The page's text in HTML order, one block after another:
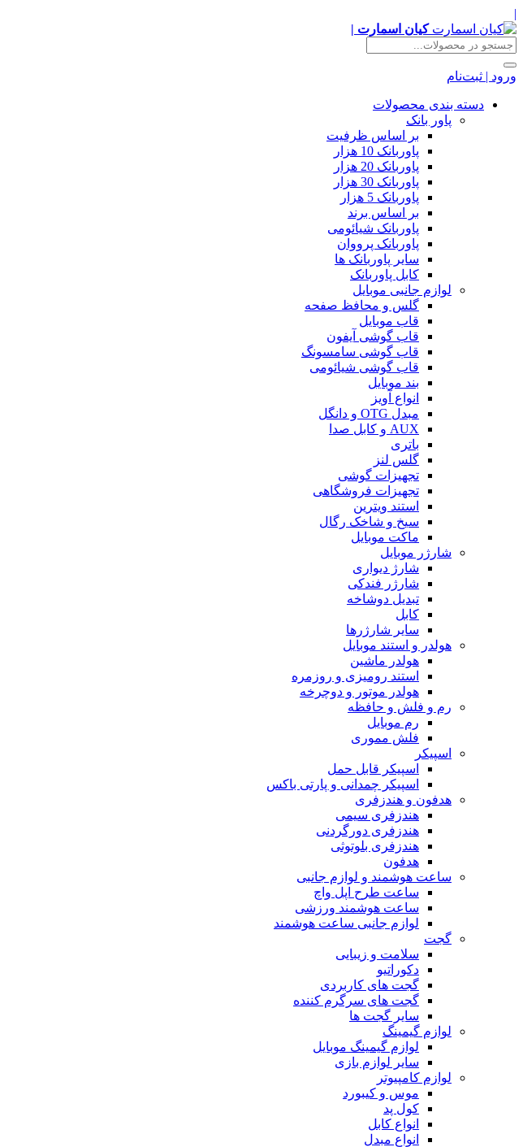
|
کیان اسمارت |
ورود | ثبت‌نام
دسته بندی محصولات
پاور بانک
بر اساس ظرفیت
پاوربانک 10 هزار
پاوربانک 20 هزار
پاوربانک 30 هزار
پاوربانک 5 هزار
بر اساس برند
پاوربانک شیائومی
پاوربانک پرووان
سایر پاوربانک ها
کابل پاوربانک
لوازم جانبی موبایل
گلس و محافظ صفحه
قاب موبایل
قاب گوشی آیفون
قاب گوشی سامسونگ
قاب گوشی شیائومی
بند موبایل
انواع آویز
مبدل OTG و دانگل
AUX و کابل صدا
باتری
گلس لنز
تجهیزات گوشی
تجهیزات فروشگاهی
استند ویترین
سیخ و شاخک رگال
ماکت موبایل
شارژر موبایل
شارژ دیواری
شارژر فندکی
تبدیل دوشاخه
کابل
سایر شارژرها
هولدر و استند موبایل
هولدر ماشین
استند رومیزی و روزمره
هولدر موتور و دوچرخه
رم و فلش و حافظه
رم موبایل
فلش مموری
اسپیکر
اسپیکر قابل حمل
اسپیکر چمدانی و پارتی باکس
هدفون و هندزفری
هندزفری سیمی
هندزفری دورگردنی
هندزفری بلوتوثی
هدفون
ساعت هوشمند و لوازم جانبی
ساعت طرح اپل واچ
ساعت هوشمند ورزشی
لوازم جانبی ساعت هوشمند
گجت
سلامت و زیبایی
دکوراتیو
گجت های کاربردی
گجت های سرگرم کننده
سایر گجت ها
لوازم گیمینگ
لوازم گیمینگ موبایل
سایر لوازم بازی
لوازم کامپیوتر
موس و کیبورد
کول پد
انواع کابل
انواع مبدل